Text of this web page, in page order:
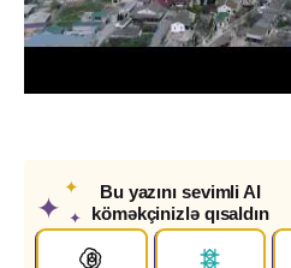
✦
✦
✦
Bu yazını sevimli AI
köməkçinizlə qısaldın